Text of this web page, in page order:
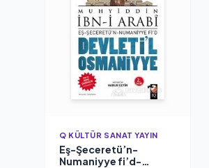
Q KÜLTÜR SANAT YAYIN
Eş-Şeceretü’n-
Numaniyye fi’d-